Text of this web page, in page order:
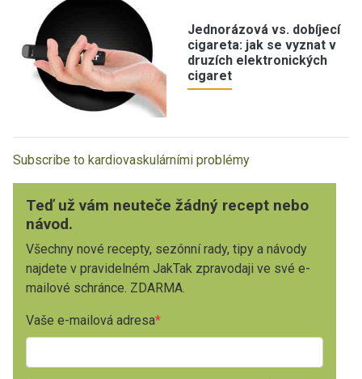
Jednorázová vs. dobíjecí
cigareta: jak se vyznat v
druzích elektronických
cigaret
Subscribe to kardiovaskulárními problémy
Teď už vám neuteče žádný recept nebo
návod.
Všechny nové recepty, sezónní rady, tipy a návody
najdete v pravidelném JakTak zpravodaji ve své e-
mailové schránce. ZDARMA.
Vaše e-mailová adresa